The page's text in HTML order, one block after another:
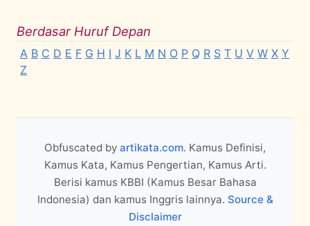
Berdasar Huruf Depan
A B C D E F G H I J K L M N O P Q R S T U V W X Y
Z
Obfuscated by artikata.com. Kamus Definisi,
Kamus Kata, Kamus Pengertian, Kamus Arti.
Berisi kamus KBBI (Kamus Besar Bahasa
Indonesia) dan kamus Inggris lainnya. Source &
Disclaimer